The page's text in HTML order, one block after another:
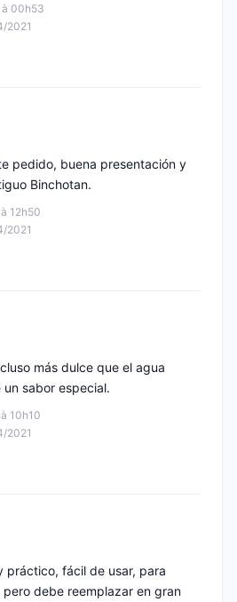
00h53
2021
12h50
2021
pedido, buena presentación y
Binchotan.
10h10
2021
más dulce que el agua
sabor especial.
práctico, fácil de usar, para
debe reemplazar en gran